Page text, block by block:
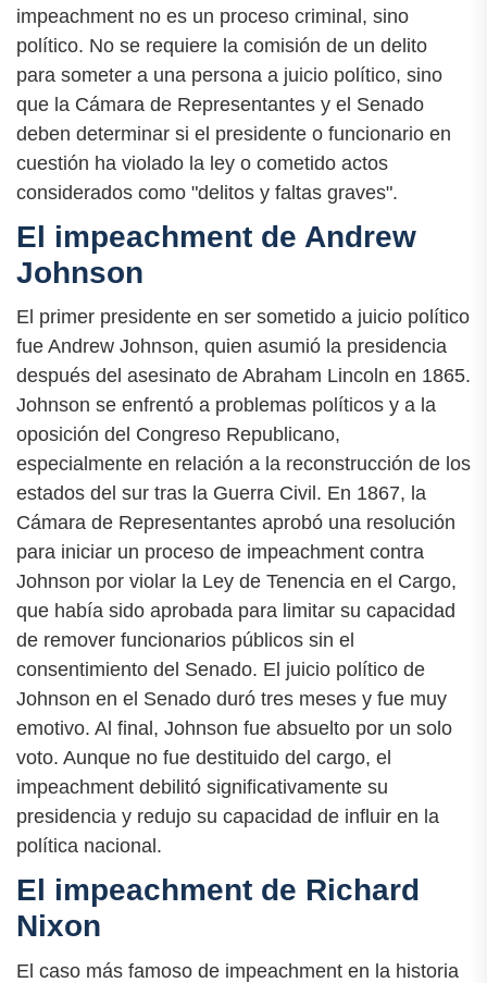
impeachment no es un proceso criminal, sino
político. No se requiere la comisión de un delito
para someter a una persona a juicio político, sino
que la Cámara de Representantes y el Senado
deben determinar si el presidente o funcionario en
cuestión ha violado la ley o cometido actos
considerados como "delitos y faltas graves".
El impeachment de Andrew
Johnson
El primer presidente en ser sometido a juicio político
fue Andrew Johnson, quien asumió la presidencia
después del asesinato de Abraham Lincoln en 1865.
Johnson se enfrentó a problemas políticos y a la
oposición del Congreso Republicano,
especialmente en relación a la reconstrucción de los
estados del sur tras la Guerra Civil. En 1867, la
Cámara de Representantes aprobó una resolución
para iniciar un proceso de impeachment contra
Johnson por violar la Ley de Tenencia en el Cargo,
que había sido aprobada para limitar su capacidad
de remover funcionarios públicos sin el
consentimiento del Senado. El juicio político de
Johnson en el Senado duró tres meses y fue muy
emotivo. Al final, Johnson fue absuelto por un solo
voto. Aunque no fue destituido del cargo, el
impeachment debilitó significativamente su
presidencia y redujo su capacidad de influir en la
política nacional.
El impeachment de Richard
Nixon
El caso más famoso de impeachment en la historia